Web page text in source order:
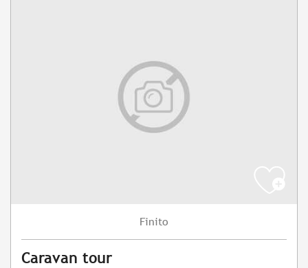
Finito
Caravan tour